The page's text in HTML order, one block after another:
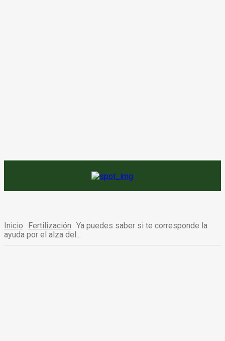
Inicio Fertilización Ya puedes saber si te corresponde la
ayuda por el alza del...